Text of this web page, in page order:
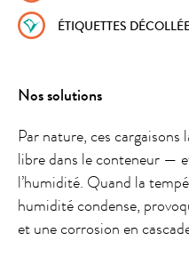
ÉTIQUETTES
Nos solutions
Par nature, ces cargaisons
libre dans le conteneur —
l’humidité. Quand la
humidité condense,
et une corrosion en